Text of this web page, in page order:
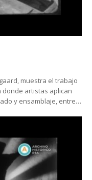
muestra el trabajo
donde artistas aplican
y ensamblaje, entre…